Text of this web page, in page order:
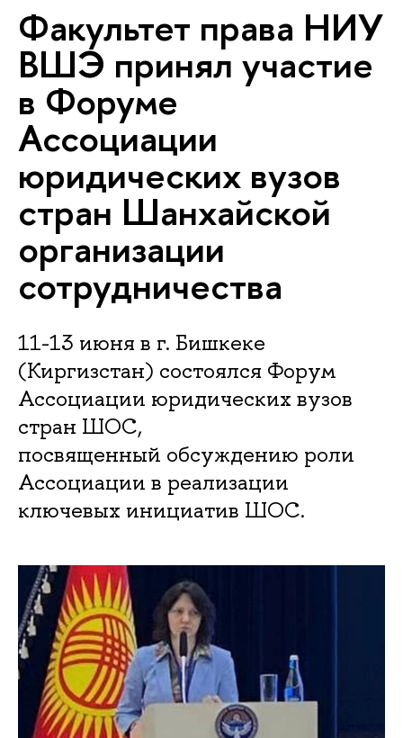
Факультет права НИУ
ВШЭ принял участие
в Форуме
Ассоциации
юридических вузов
стран Шанхайской
организации
сотрудничества
11-13 июня в г. Бишкеке
(Киргизстан) состоялся Форум
Ассоциации юридических вузов
стран ШОС,
посвященный обсуждению роли
Ассоциации в реализации
ключевых инициатив ШОС.